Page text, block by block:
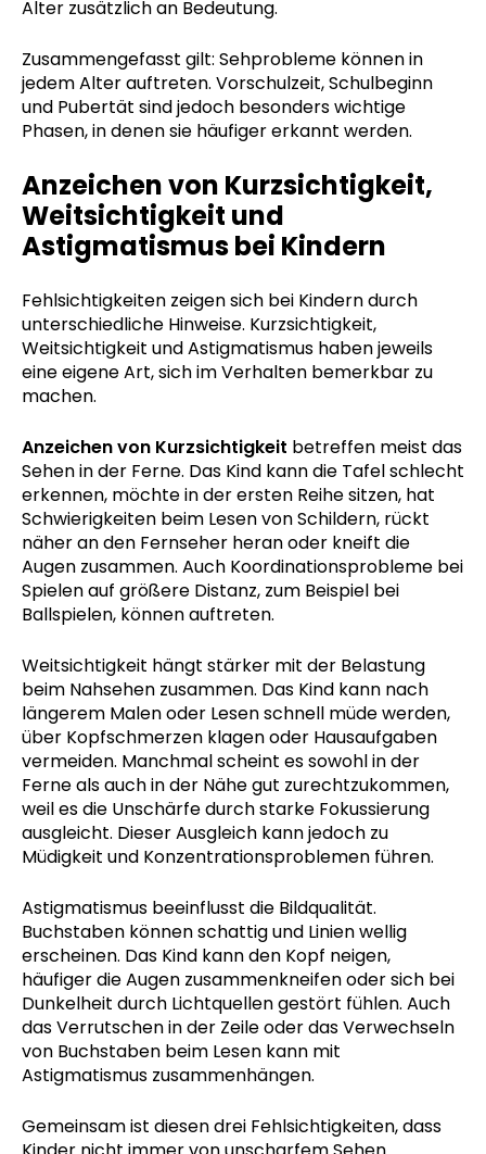
Alter zusätzlich an Bedeutung.
Zusammengefasst gilt: Sehprobleme können in
jedem Alter auftreten. Vorschulzeit, Schulbeginn
und Pubertät sind jedoch besonders wichtige
Phasen, in denen sie häufiger erkannt werden.
Anzeichen von Kurzsichtigkeit,
Weitsichtigkeit und
Astigmatismus bei Kindern
Fehlsichtigkeiten zeigen sich bei Kindern durch
unterschiedliche Hinweise. Kurzsichtigkeit,
Weitsichtigkeit und Astigmatismus haben jeweils
eine eigene Art, sich im Verhalten bemerkbar zu
machen.
Anzeichen von Kurzsichtigkeit betreffen meist das
Sehen in der Ferne. Das Kind kann die Tafel schlecht
erkennen, möchte in der ersten Reihe sitzen, hat
Schwierigkeiten beim Lesen von Schildern, rückt
näher an den Fernseher heran oder kneift die
Augen zusammen. Auch Koordinationsprobleme bei
Spielen auf größere Distanz, zum Beispiel bei
Ballspielen, können auftreten.
Weitsichtigkeit hängt stärker mit der Belastung
beim Nahsehen zusammen. Das Kind kann nach
längerem Malen oder Lesen schnell müde werden,
über Kopfschmerzen klagen oder Hausaufgaben
vermeiden. Manchmal scheint es sowohl in der
Ferne als auch in der Nähe gut zurechtzukommen,
weil es die Unschärfe durch starke Fokussierung
ausgleicht. Dieser Ausgleich kann jedoch zu
Müdigkeit und Konzentrationsproblemen führen.
Astigmatismus beeinflusst die Bildqualität.
Buchstaben können schattig und Linien wellig
erscheinen. Das Kind kann den Kopf neigen,
häufiger die Augen zusammenkneifen oder sich bei
Dunkelheit durch Lichtquellen gestört fühlen. Auch
das Verrutschen in der Zeile oder das Verwechseln
von Buchstaben beim Lesen kann mit
Astigmatismus zusammenhängen.
Gemeinsam ist diesen drei Fehlsichtigkeiten, dass